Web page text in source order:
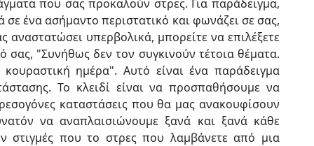
που σας προκαλούν στρες. Για παράδειγμα,
ένα ασήμαντο περιστατικό και φωνάζει σε σας,
αναστατώσει υπερβολικά, μπορείτε να επιλέξετε
σας, "Συνήθως δεν τον συγκινούν τέτοια θέματα.
ημέρα". Αυτό είναι ένα παράδειγμα
Το κλειδί είναι να προσπαθήσουμε να
καταστάσεις που θα μας ανακουφίσουν
να αναπλαισιώνουμε ξανά και ξανά κάθε
στιγμές που το στρες που λαμβάνετε από μια